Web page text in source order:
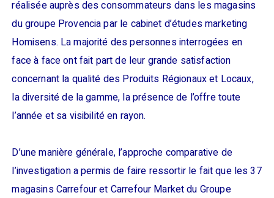
réalisée auprès des consommateurs dans les magasins
du groupe Provencia par le cabinet d’études marketing
Homisens. La majorité des personnes interrogées en
face à face ont fait part de leur grande satisfaction
concernant la qualité des Produits Régionaux et Locaux,
la diversité de la gamme, la présence de l’offre toute
l’année et sa visibilité en rayon.
D’une manière générale, l’approche comparative de
l’investigation a permis de faire ressortir le fait que les 37
magasins Carrefour et Carrefour Market du Groupe